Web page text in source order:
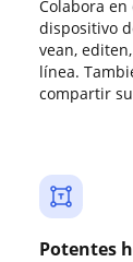
Colabora
dispositivo
vean,
línea.
compartir
Potentes